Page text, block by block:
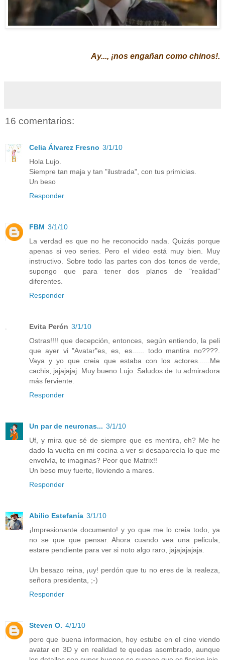
Ay..., ¡nos engañan como chinos!.
16 comentarios:
Celia Álvarez Fresno 3/1/10
Hola Lujo.
Siempre tan maja y tan "ilustrada", con tus primicias.
Un beso
Responder
FBM 3/1/10
La verdad es que no he reconocido nada. Quizás porque
apenas si veo series. Pero el video está muy bien. Muy
instructivo. Sobre todo las partes con dos tonos de verde,
supongo que para tener dos planos de "realidad"
diferentes.
Responder
Evita Perón 3/1/10
Ostras!!!! que decepción, entonces, según entiendo, la peli
que ayer vi "Avatar"es, es, es...... todo mantira no????.
Vaya y yo que creia que estaba con los actores......Me
cachis, jajajajaj. Muy bueno Lujo. Saludos de tu admiradora
más ferviente.
Responder
Un par de neuronas... 3/1/10
Uf, y mira que sé de siempre que es mentira, eh? Me he
dado la vuelta en mi cocina a ver si desaparecía lo que me
envolvía, te imaginas? Peor que Matrix!!
Un beso muy fuerte, lloviendo a mares.
Responder
Abilio Estefanía 3/1/10
¡Impresionante documento! y yo que me lo creia todo, ya
no se que que pensar. Ahora cuando vea una pelicula,
estare pendiente para ver si noto algo raro, jajajajajaja.
Un besazo reina, ¡uy! perdón que tu no eres de la realeza,
señora presidenta, ;-)
Responder
Steven O. 4/1/10
pero que buena informacion, hoy estube en el cine viendo
avatar en 3D y en realidad te quedas asombrado, aunque